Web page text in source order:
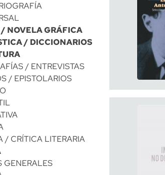
/ NOVELA GRÁFICA
/ DICCIONARIOS
/ ENTREVISTAS
/ EPISTOLARIOS
/ CRÍTICA LITERARIA
GENERALES